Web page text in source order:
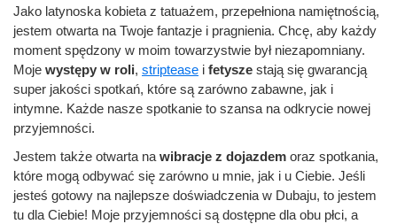
Jako latynoska kobieta z tatuażem, przepełniona namiętnością,
jestem otwarta na Twoje fantazje i pragnienia. Chcę, aby każdy
moment spędzony w moim towarzystwie był niezapomniany.
Moje występy w roli, striptease i fetysze stają się gwarancją
super jakości spotkań, które są zarówno zabawne, jak i
intymne. Każde nasze spotkanie to szansa na odkrycie nowej
przyjemności.
Jestem także otwarta na wibracje z dojazdem oraz spotkania,
które mogą odbywać się zarówno u mnie, jak i u Ciebie. Jeśli
jesteś gotowy na najlepsze doświadczenia w Dubaju, to jestem
tu dla Ciebie! Moje przyjemności są dostępne dla obu płci, a